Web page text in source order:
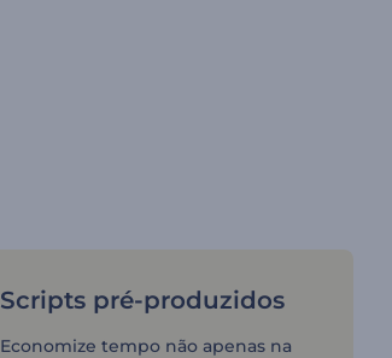
Scripts pré-produzidos
Economize tempo não apenas na